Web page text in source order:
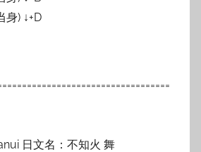
) ↓+D
日文名：不知火 舞